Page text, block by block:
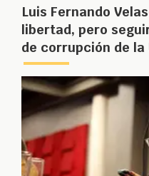
Luis Fernando
libertad, pero
de corrupción de la